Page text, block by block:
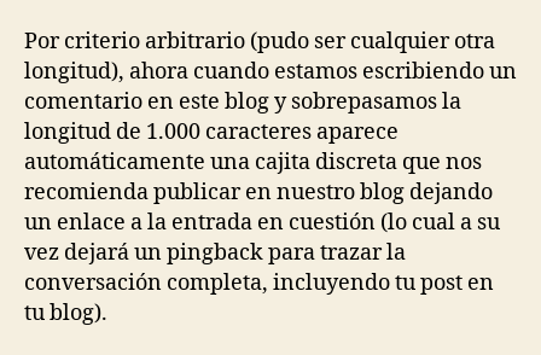
Por criterio arbitrario (pudo ser cualquier otra
longitud), ahora cuando estamos escribiendo un
comentario en este blog y sobrepasamos la
longitud de 1.000 caracteres aparece
automáticamente una cajita discreta que nos
recomienda publicar en nuestro blog dejando
un enlace a la entrada en cuestión (lo cual a su
vez dejará un pingback para trazar la
conversación completa, incluyendo tu post en
tu blog).